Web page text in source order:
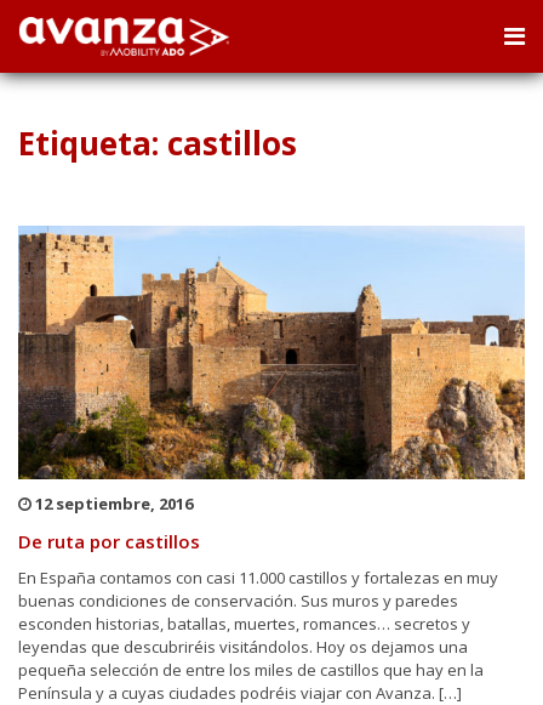
Etiqueta: castillos
12 septiembre, 2016
De ruta por castillos
En España contamos con casi 11.000 castillos y fortalezas en muy
buenas condiciones de conservación. Sus muros y paredes
esconden historias, batallas, muertes, romances… secretos y
leyendas que descubriréis visitándolos. Hoy os dejamos una
pequeña selección de entre los miles de castillos que hay en la
Península y a cuyas ciudades podréis viajar con Avanza. […]